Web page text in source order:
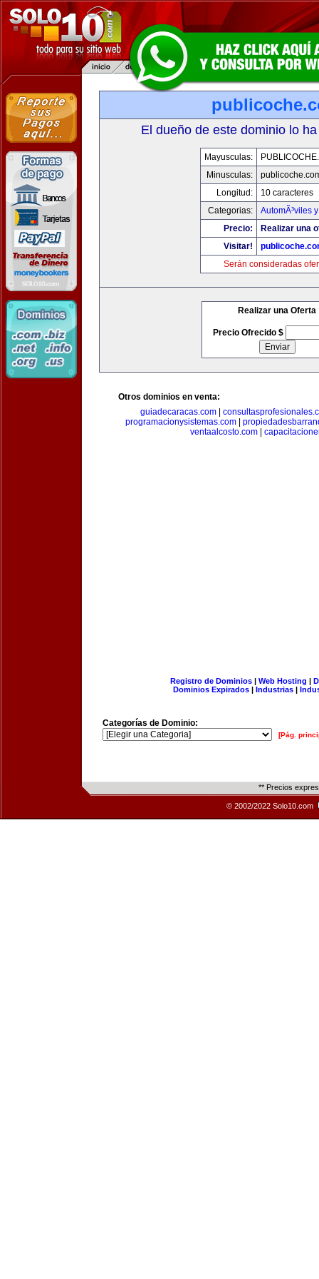
El dueño de este dominio lo
Mayusculas:
Minusculas:
Longitud:
10 caracteres
Categorias:
AutomÃ³viles
Precio:
Realizar una
Visitar!
Serán consideradas
Realizar una Oferta
Precio Ofrecido $
Otros dominios en venta:
guiadecaracas.com
programacionysistemas.com|
ventaalcosto.com|
Registro de Dominios| Web Hosting |
Dominios Expirados | Industrias |
Categorías de Dominio:
[Pág.
** Precios
© 2002/2022 Solo10.com